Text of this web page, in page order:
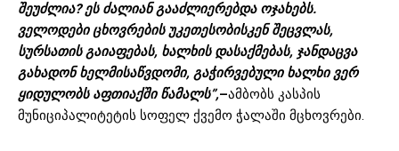
შეუძლია? ეს ძალიან გააძლიერებდა ოჯახებს.
ველოდები ცხოვრების უკეთესობისკენ შეცვლას,
სურსათის გაიაფებას, ხალხის დასაქმებას, ჯანდაცვა
გახადონ ხელმისაწვდომი, გაჭირვებული ხალხი ვერ
ყიდულობს აფთიაქში წამალს”,–ამბობს კასპის
მუნიციპალიტეტის სოფელ ქვემო ჭალაში მცხოვრები.